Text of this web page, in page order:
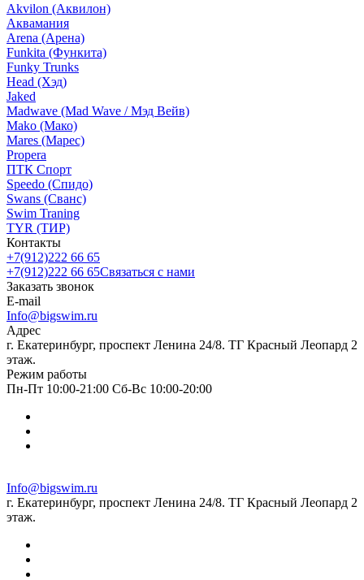
Akvilon (Аквилон)
Аквамания
Arena (Арена)
Funkita (Функита)
Funky Trunks
Head (Хэд)
Jaked
Madwave (Mad Wave / Мэд Вейв)
Mako (Мако)
Mares (Марес)
Propera
ПТК Спорт
Speedo (Спидо)
Swans (Сванс)
Swim Traning
TYR (ТИР)
Контакты
+7(912)222 66 65
+7(912)222 66 65Связаться с нами
Заказать звонок
E-mail
Info@bigswim.ru
Адрес
г. Екатеринбург, проспект Ленина 24/8. ТГ Красный Леопард 2
этаж.
Режим работы
Пн-Пт 10:00-21:00 Сб-Вс 10:00-20:00
Info@bigswim.ru
г. Екатеринбург, проспект Ленина 24/8. ТГ Красный Леопард 2
этаж.